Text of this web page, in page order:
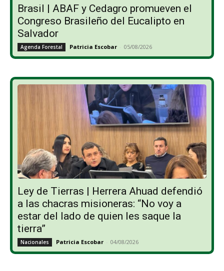
Brasil | ABAF y Cedagro promueven el
Congreso Brasileño del Eucalipto en
Salvador
Agenda Forestal Patricia Escobar - 05/08/2026
Ley de Tierras | Herrera Ahuad defendió
a las chacras misioneras: “No voy a
estar del lado de quien les saque la
tierra”
Nacionales Patricia Escobar - 04/08/2026